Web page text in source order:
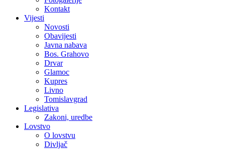
Kontakt
Vijesti
Novosti
Obavijesti
Javna nabava
Bos. Grahovo
Drvar
Glamoc
Kupres
Livno
Tomislavgrad
Legislativa
Zakoni, uredbe
Lovstvo
O lovstvu
Divljač